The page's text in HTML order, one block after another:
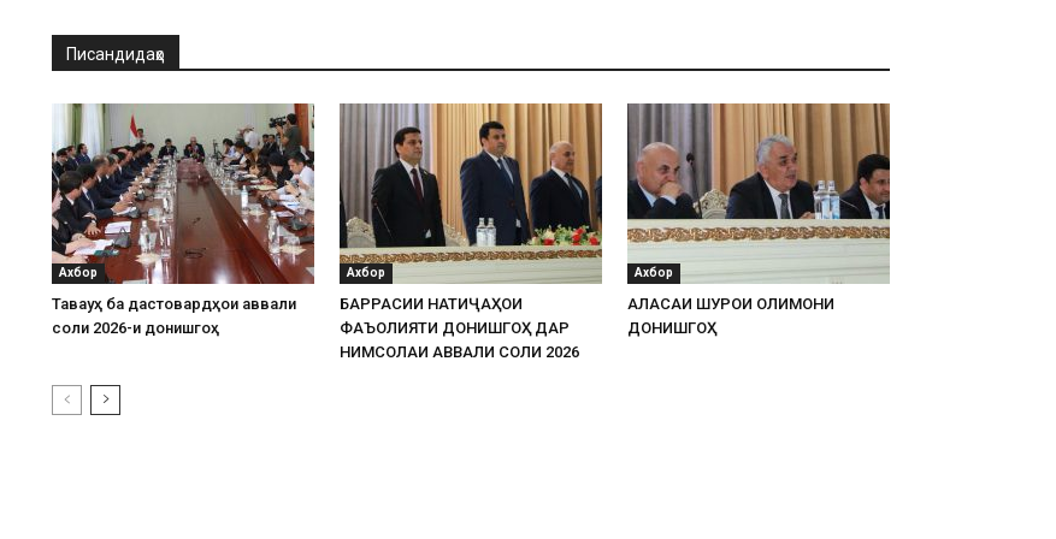
Писандидаҳо
Ахбор
Таваҷҷуҳ ба дастовардҳои аввали
соли 2026-и донишгоҳ
Ахбор
БАРРАСИИ НАТИҶАҲОИ
ФАЪОЛИЯТИ ДОНИШГОҲ ДАР
НИМСОЛАИ АВВАЛИ СОЛИ 2026
Ахбор
АЛАСАИ ШУРОИ ОЛИМОНИ
ДОНИШГОҲ